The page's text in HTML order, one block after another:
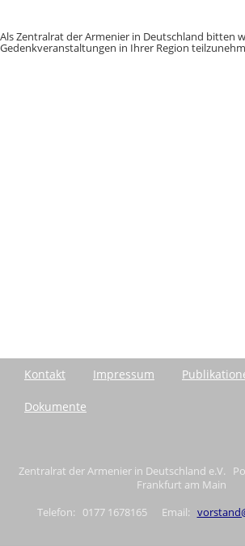
Als Zentralrat der Armenier in Deutschland bitten
Gedenkveranstaltungen in Ihrer Region
Kontakt Impressum
Dokumente
Zentralrat der Armenier in Deutschland e.V.
Frankfurt am Main
Telefon: 0177 1678165 Email: